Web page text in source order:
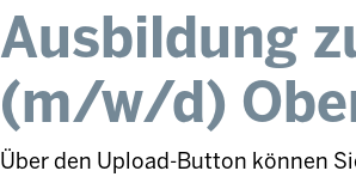
Ausbildung
(m/w/d)
Über den Upload-Button können